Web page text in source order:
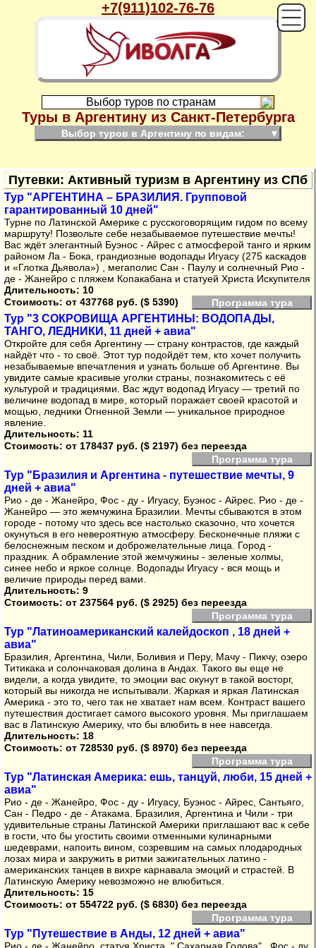
+7(911)102-76-76
Выбор туров по странам
Туры в Аргентину из Санкт-Петербурга
Выбор туров в Аргентину по видам: ▼
Путевки: Активный туризм в Аргентину из СПб
Тур "АРГЕНТИНА – БРАЗИЛИЯ. Групповой
гарантированный 10 дней"
Турне по Латинской Америке с русскоговорящим гидом по всему
маршруту! Позвольте себе незабываемое путешествие мечты!
Вас ждёт элегантный Буэнос - Айрес с атмосферой танго и ярким
районом Ла - Бока, грандиозные водопады Игуасу (275 каскадов
и «Глотка Дьявола») , мегаполис Сан - Паулу и солнечный Рио -
де - Жанейро с пляжем Копакабана и статуей Христа Искупителя
Длительность: 10
Стоимость: от 437768 руб. ($ 5390) Программа тура
Тур "3 СОКРОВИЩА АРГЕНТИНЫ: ВОДОПАДЫ,
ТАНГО, ЛЕДНИКИ, 11 дней + авиа"
Откройте для себя Аргентину — страну контрастов, где каждый
найдёт что - то своё. Этот тур подойдёт тем, кто хочет получить
незабываемые впечатления и узнать больше об Аргентине. Вы
увидите самые красивые уголки страны, познакомитесь с её
культурой и традициями. Вас ждут водопад Игуасу — третий по
величине водопад в мире, который поражает своей красотой и
мощью, ледники Огненной Земли — уникальное природное
явление.
Длительность: 11
Стоимость: от 178437 руб. ($ 2197) без переезда
Программа тура
Тур "Бразилия и Аргентина - путешествие мечты, 9
дней + авиа"
Рио - де - Жанейро, Фос - ду - Игуасу, Буэнос - Айрес. Рио - де -
Жанейро — это жемчужина Бразилии. Мечты сбываются в этом
городе - потому что здесь все настолько сказочно, что хочется
окунуться в его невероятную атмосферу. Бесконечные пляжи с
белоснежным песком и доброжелательные лица. Город -
праздник. А обрамление этой жемчужины - зеленые холмы,
синее небо и яркое солнце. Водопады Игуасу - вся мощь и
величие природы перед вами.
Длительность: 9
Стоимость: от 237564 руб. ($ 2925) без переезда
Программа тура
Тур "Латиноамериканский калейдоскоп , 18 дней +
авиа"
Бразилия, Аргентина, Чили, Боливия и Перу, Мачу - Пикчу, озеро
Титикака и солончаковая долина в Андах. Такого вы еще не
видели, а когда увидите, то эмоции вас окунут в такой восторг,
который вы никогда не испытывали. Жаркая и яркая Латинская
Америка - это то, чего так не хватает нам всем. Контраст вашего
путешествия достигает самого высокого уровня. Мы приглашаем
вас в Латинскую Америку, что бы влюбить в нее навсегда.
Длительность: 18
Стоимость: от 728530 руб. ($ 8970) без переезда
Программа тура
Тур "Латинская Америка: ешь, танцуй, люби, 15 дней +
авиа"
Рио - де - Жанейро, Фос - ду - Игуасу, Буэнос - Айрес, Сантьяго,
Сан - Педро - де - Атакама. Бразилия, Аргентина и Чили - три
удивительные страны Латинской Америки приглашают вас к себе
в гости, что бы угостить своими отменными кулинарными
шедеврами, напоить вином, созревшим на самых плодародных
лозах мира и закружить в ритми зажигательных латино -
американских танцев в вихре карнавала эмоций и страстей. В
Латинскую Америку невозможно не влюбиться.
Длительность: 15
Стоимость: от 554722 руб. ($ 6830) без переезда
Программа тура
Тур "Путешествие в Анды, 12 дней + авиа"